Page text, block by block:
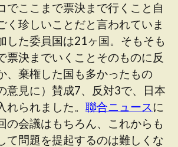
でここまで票決まで行くこと自
く珍しいことだと言われていま
した委員国は21ヶ国。そもそも
票決までいくことそのものに反
、棄権した国も多かったもの
意見に）賛成7、反対3で、日本
られました。 聯合ニュースに
の会議はもちろん、これからも
て問題を提起するのは難しくな